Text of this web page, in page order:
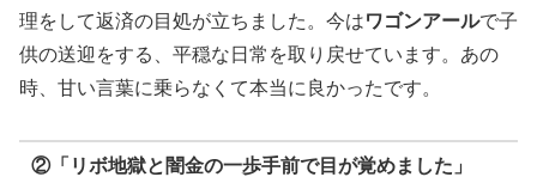
理をして返済の目処が立ちました。今はワゴンアールで子
供の送迎をする、平穏な日常を取り戻せています。あの
時、甘い言葉に乗らなくて本当に良かったです。
②「リボ地獄と闇金の一歩手前で目が覚めました」